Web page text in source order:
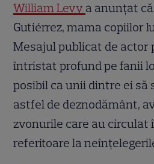
William Levy a anunțat
Gutiérrez, mama copiilor
Mesajul publicat de actor
întristat profund pe fanii
posibil ca unii dintre ei să
astfel de deznodământ,
zvonurile care au circulat
referitoare la